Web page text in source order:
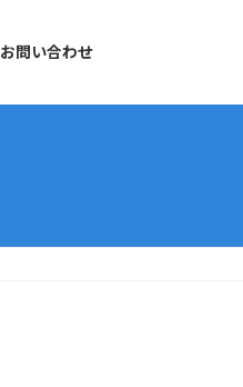
お問い合わせ